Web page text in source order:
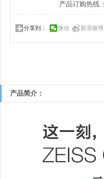
产品订购热线：
分享到： 微信 新浪微博
产品简介：